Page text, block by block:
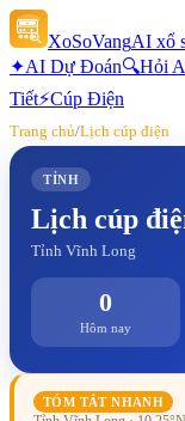
XoSoVangAI xổ
✦AI Dự Đoán🔍Hỏi
Tiết⚡Cúp Điện
Trang chủ/Lịch cúp điện
TỈNH
Lịch cúp
Tỉnh Vĩnh Long
0
Hôm nay
TÓM TẮT NHANH